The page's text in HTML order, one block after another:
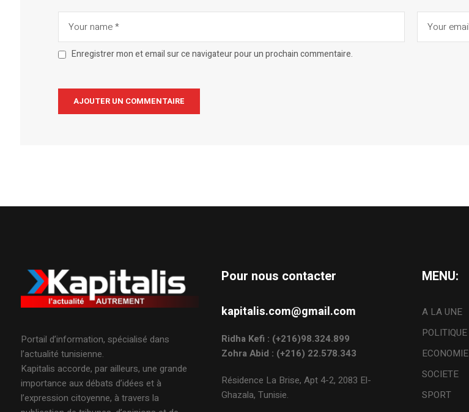
Enregistrer mon et email sur ce navigateur pour un prochain commentaire.
Portail d’information, spécialisé dans
l’actualité tunisienne.
Kapitalis accorde, par ailleurs, une grande
importance aux débats d’idées et à
l’expression citoyenne, à travers la
Pour nous contacter
kapitalis.com@gmail.com
Ridha Kefi : (+216)98.324.899
Zohra Abid : (+216) 22.578.343
Résidence La Brise, Apt 4-2, 2083 El-
Ghazala, Tunisie.
MENU:
A LA UNE
POLITIQUE
ECONOMIE
SOCIETE
SPORT